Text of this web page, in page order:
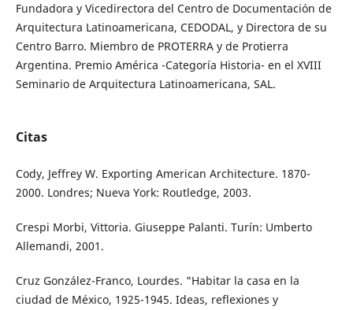
Fundadora y Vicedirectora del Centro de Documentación de
Arquitectura Latinoamericana, CEDODAL, y Directora de su
Centro Barro. Miembro de PROTERRA y de Protierra
Argentina. Premio América -Categoría Historia- en el XVIII
Seminario de Arquitectura Latinoamericana, SAL.
Citas
Cody, Jeffrey W. Exporting American Architecture. 1870-
2000. Londres; Nueva York: Routledge, 2003.
Crespi Morbi, Vittoria. Giuseppe Palanti. Turín: Umberto
Allemandi, 2001.
Cruz González-Franco, Lourdes. "Habitar la casa en la
ciudad de México, 1925-1945. Ideas, reflexiones y